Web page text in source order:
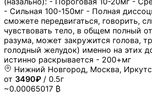
- Сильная 100-150мг - Полная
сможете передвигаться, говорить,
чувствовать тело, в общем полный
разума, может закружится голова,
голодный желудок) именно на этих
истинно раскрывается - 200+мг
Нижний Новгород, Москва,
от 3490₽ / 0.5г
~0.00065017 ₿